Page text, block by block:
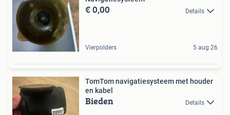
€ 0,00 Details
Vierpolders 5 aug 26
TomTom navigatiesysteem met houder
en kabel
Bieden Details